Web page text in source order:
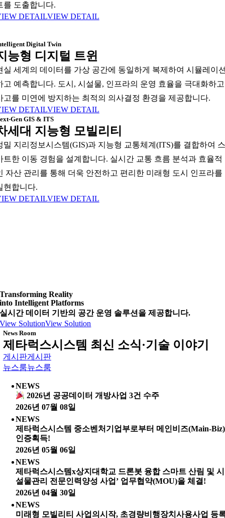
를 도출합니다.
DETAILVIEW DETAIL
Digital Twin
능형 디지털 트윈
실 세계의 데이터를 가상 공간에 동일하게 복제하여 시뮬레이
고 예측합니다. 도시, 시설물, 인프라의 운영 효율을 극대화하고
고를 미연에 방지하는 최적의 의사결정 환경을 제공합니다.
DETAILVIEW DETAIL
Gen GIS & ITS
세대 지능형 모빌리티
밀 지리정보시스템(GIS)과 지능형 교통체계(ITS)를 결합하여 스
트한 이동 경험을 설계합니다. 실시간 교통 흐름 분석과 효율적
자산 관리를 통해 더욱 안전하고 편리한 미래형 도시 인프라를
현합니다.
DETAILVIEW DETAIL
Transforming Reality
into Intelligent Platforms
실시간 데이터 기반의 공간 운영 솔루션을 제공합니다.
View SolutionView Solution
News Room
제타럭스시스템 최신 소식·기술 이야기
게시판게시판
뉴스룸뉴스룸
NEWS
2026년 공공데이터 개방사업 3건 수주
2026년 07월 08일
NEWS
제타럭스시스템 중소벤처기업부로부터 메인비즈(Main-Biz)
인증획득!
2026년 05월 06일
NEWS
제타럭스시스템x상지대학교 드론봇 융합 스마트 산림 및 시
설물관리 전문인력양성 사업’ 업무협약(MOU)을 체결!
2026년 04월 30일
NEWS
미래형 모빌리티 사업의시작, 초경량비행장치사용사업 등